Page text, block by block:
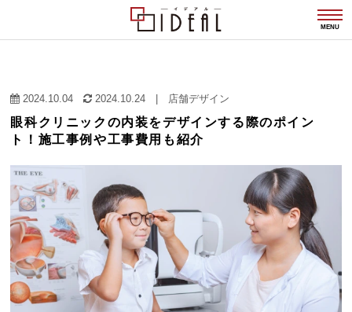
MENU
2024.10.04 2024.10.24 店舗デザイン
眼科クリニックの内装をデザインする際のポイン
ト！施工事例や工事費用も紹介